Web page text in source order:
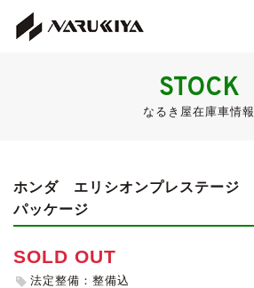
STOCK
なるき屋在庫車情報
ホンダ エリシオンプレステージ
パッケージ
SOLD OUT
法定整備：整備込